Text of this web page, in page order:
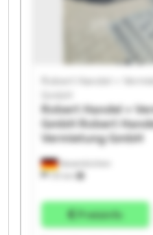
Vermietung GmbH
GmbH Robert Handel +
Neuenkirchen
731 km
Robert Handel +
Robert Handel +
GmbHRobert
Vermietung GmbH
Preisinfo